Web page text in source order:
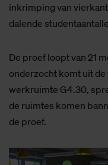
inkrimping van
dalende
De proef loopt van 21
onderzocht komt uit
werkruimte G4.30,
de ruimtes komen
de proef.